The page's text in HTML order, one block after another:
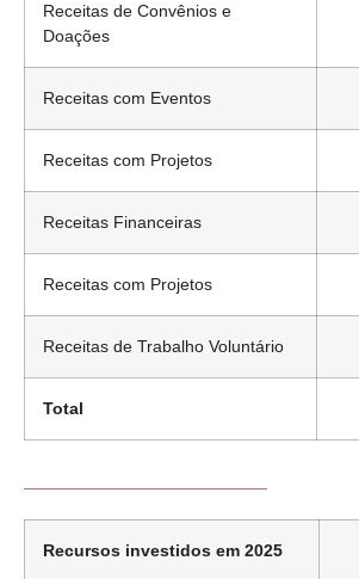
Receitas de Convênios e
Doações
Receitas com Eventos
Receitas com Projetos
Receitas Financeiras
Receitas com Projetos
Receitas de Trabalho Voluntário
Total
Recursos investidos em 2025